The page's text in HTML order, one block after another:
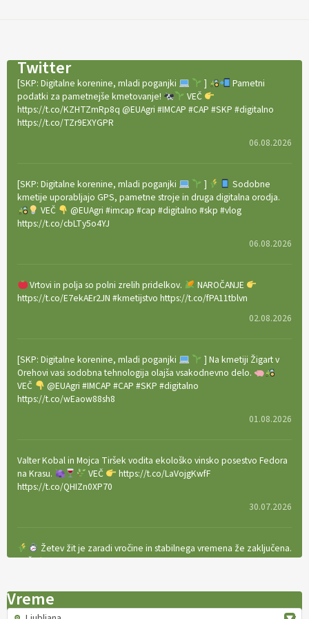
Twitter
[SKP: Digitalne korenine, mladi poganjki ]
Pametni
podatki za pametnejše kmetovanje!
VEČ
https://t.co/KZHTZmRp8q @EUAgri #IMCAP #CAP #SKP #digitalno
https://t.co/TZr9EXYGPR
06.08.2026
[SKP: Digitalne korenine, mladi poganjki ]
Sodobne
kmetije uporabljajo GPS, pametne stroje in druga digitalna orodja.
VEČ
@EUAgri #imcap #cap #digitalno #skp #vlog
https://t.co/cbLTy5o4YJ
06.08.2026
Vrtovi in polja so polni zrelih pridelkov.
NAROČANJE
https://t.co/E7ekAEr2JN #kmetijstvo https://t.co/fPA11tblvn
02.08.2026
[SKP: Digitalne korenine, mladi poganjki
] Na kmetiji Žigart v
Orehovi vasi sodobna tehnologija olajša vsakodnevno delo.
VEČ
@EUAgri #IMCAP #CAP #SKP #digitalno
https://t.co/wEaow88sh8
01.08.2026
Valter Kobal in Mojca Tiršek vodita ekološko vinsko posestvo Fedora
na Krasu.
VEČ
https://t.co/LaVojgKwfF
https://t.co/QHIZn0XP70
30.07.2026
Žetev žit je zaradi vročine in stabilnega vremena že zaključena.
VEČ
https://t.co/bBWaIz6Hhh https://t.co/TtKoOF5ENS
Vreme